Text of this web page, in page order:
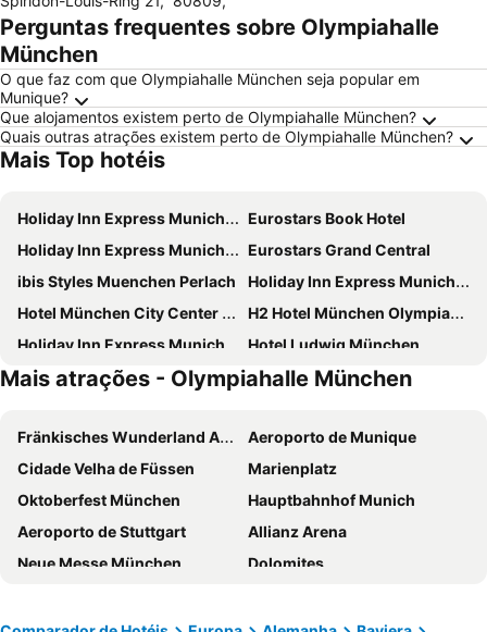
Perguntas frequentes sobre Olympiahalle
München
O que faz com que Olympiahalle München seja popular em
Munique?
Que alojamentos existem perto de Olympiahalle München?
Quais outras atrações existem perto de Olympiahalle München?
Mais Top hotéis
Holiday Inn Express Munich - City East By Ihg
Eurostars Book Hotel
Holiday Inn Express Munich City West by IHG
Eurostars Grand Central
ibis Styles Muenchen Perlach
Holiday Inn Express Munich North By Ihg
Hotel München City Center affiliated by Meliá
H2 Hotel München Olympiapark
Holiday Inn Express Munich - Messe By Ihg
Hotel Ludwig München
MEININGER Hotel München Olympiapark
ibis München City Süd
Premier Inn München City Zentrum
Holiday Inn Munich - South By Ihg
Ramada Encore by Wyndham Munich Messe
Hotel Wallis
Hotel Europäischer Hof
Hotel Munich Inn
a&o München Hackerbrücke
Hotel Kraft
Leonardo Hotel & Residenz München
Creatif Hotel Elephant
Mercure Hotel Muenchen Altstadt
Munich Marriott Hotel
Mais atrações - Olympiahalle München
Fränkisches Wunderland Amusement Park
Aeroporto de Munique
Cidade Velha de Füssen
Marienplatz
Oktoberfest München
Hauptbahnhof Munich
Aeroporto de Stuttgart
Allianz Arena
Neue Messe München
Dolomites
Maxvorstadt
Estação Central de Salzburgo